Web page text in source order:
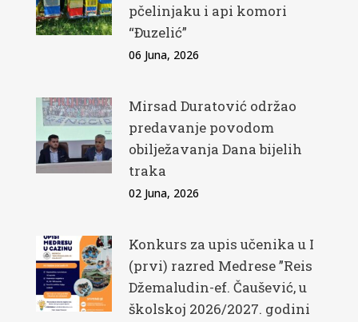
pčelinjaku i api komori
“Đuzelić”
06 Juna, 2026
Mirsad Duratović održao
predavanje povodom
obilježavanja Dana bijelih
traka
02 Juna, 2026
Konkurs za upis učenika u I
(prvi) razred Medrese ”Reis
Džemaludin-ef. Čaušević, u
školskoj 2026/2027. godini